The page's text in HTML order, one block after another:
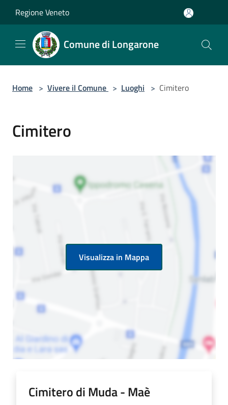
Regione Veneto
Comune di Longarone
Home > Vivere il Comune > Luoghi > Cimitero
Cimitero
Visualizza in Mappa
Cimitero di Muda - Maè